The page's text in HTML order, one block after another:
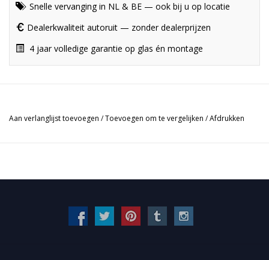
Snelle vervanging in NL & BE — ook bij u op locatie
Dealerkwaliteit autoruit — zonder dealerprijzen
4 jaar volledige garantie op glas én montage
Aan verlanglijst toevoegen /Toevoegen om te vergelijken /Afdrukken